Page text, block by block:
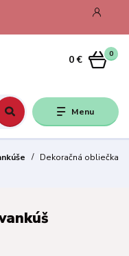
Menu
0
0 €
Dekoračná obliečka